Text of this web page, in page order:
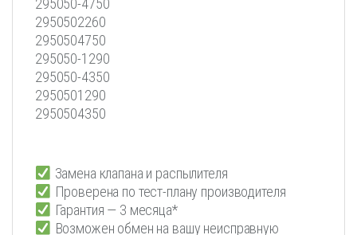
295050-4750
2950502260
2950504750
295050-1290
295050-4350
2950501290
2950504350
Замена клапана и распылителя
Проверена по тест-плану производителя
Гарантия — 3 месяца*
Возможен обмен на вашу неисправную